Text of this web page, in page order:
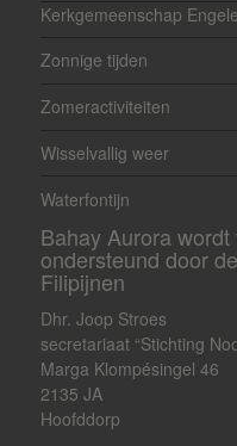
Kerkgemeenschap
Zonnige tijden
Zomeractiviteiten
Wisselvallig weer
Waterfontijn
Bahay Aurora
ondersteund door
Filipijnen
Dhr. Joop Stroes
secretariaat “Stichting
Marga Klompésingel 46
2135 JA
Hoofddorp